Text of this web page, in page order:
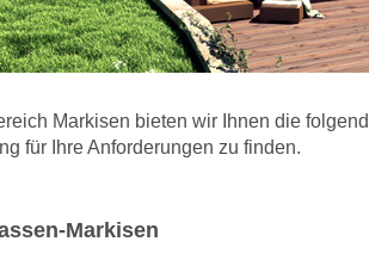
Markisen bieten wir Ihnen die
für Ihre Anforderungen zu finden.
Markisen